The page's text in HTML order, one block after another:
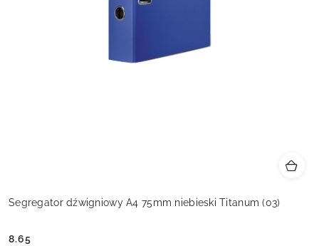
Segregator dźwigniowy A4 75mm niebieski Titanum (03)
8.65